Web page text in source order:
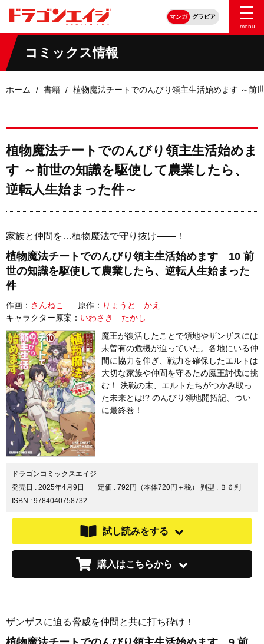
マンガ
グラビア
menu
コミックス情報
ホーム 書籍 植物魔法チートでのんびり領主生活始めます ～前
植物魔法チートでのんびり領主生活始めま
す ～前世の知識を駆使して農業したら、
逆転人生始まった件～
家族と仲間を…植物魔法で守り抜け――！
植物魔法チートでのんびり領主生活始めます 10 前
世の知識を駆使して農業したら、逆転人生始まった
件
作画： さんねこ 原作： りょうと かえ
キャラクター原案： いわさき たかし
魔王が復活したことで領地やザンザスには
未曽有の危機が迫っていた。各地にいる仲
間に協力を仰ぎ、戦力を確保したエルトは
大切な家族や仲間を守るため魔王討伐に挑
む！ 決戦の末、エルトたちがつかみ取っ
た未来とは!? のんびり領地開拓記、つい
に最終巻！
ドラゴンコミックスエイジ
発売日 : 2025年4月9日 定価 : 792円（本体720円＋税） 判型 : Ｂ６判
ISBN : 9784040758732
試し読みをする
購入はこちらから
ザンザスに迫る脅威を仲間と共に打ち砕け！